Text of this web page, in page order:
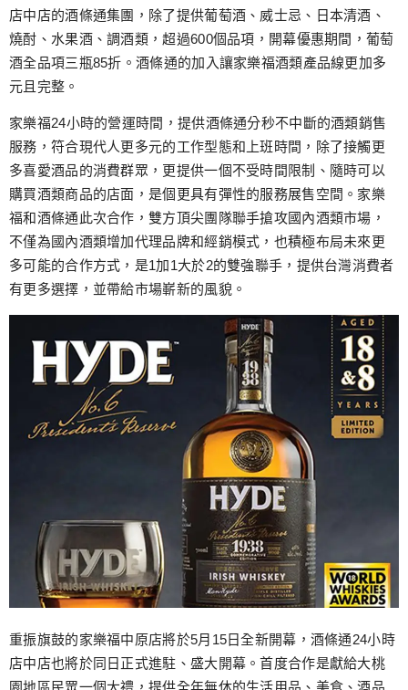
店中店的酒條通集團，除了提供葡萄酒、威士忌、日本清酒、
燒酎、水果酒、調酒類，超過600個品項，開幕優惠期間，葡萄
酒全品項三瓶85折。酒條通的加入讓家樂福酒類產品線更加多
元且完整。
家樂福24小時的營運時間，提供酒條通分秒不中斷的酒類銷售
服務，符合現代人更多元的工作型態和上班時間，除了接觸更
多喜愛酒品的消費群眾，更提供一個不受時間限制、隨時可以
購買酒類商品的店面，是個更具有彈性的服務展售空間。家樂
福和酒條通此次合作，雙方頂尖團隊聯手搶攻國內酒類市場，
不僅為國內酒類增加代理品牌和經銷模式，也積極布局未來更
多可能的合作方式，是1加1大於2的雙強聯手，提供台灣消費者
有更多選擇，並帶給市場嶄新的風貌。
重振旗鼓的家樂福中原店將於5月15日全新開幕，酒條通24小時
店中店也將於同日正式進駐、盛大開幕。首度合作是獻給大桃
園地區民眾一個大禮，提供全年無休的生活用品、美食、酒品